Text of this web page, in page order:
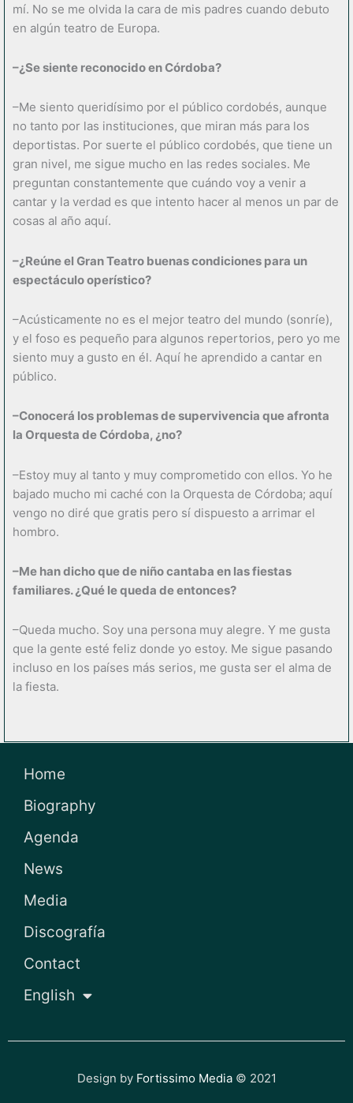
mí. No se me olvida la cara de mis padres cuando debuto
en algún teatro de Europa.
–¿Se siente reconocido en Córdoba?
–Me siento queridísimo por el público cordobés, aunque
no tanto por las instituciones, que miran más para los
deportistas. Por suerte el público cordobés, que tiene un
gran nivel, me sigue mucho en las redes sociales. Me
preguntan constantemente que cuándo voy a venir a
cantar y la verdad es que intento hacer al menos un par de
cosas al año aquí.
–¿Reúne el Gran Teatro buenas condiciones para un
espectáculo operístico?
–Acústicamente no es el mejor teatro del mundo (sonríe),
y el foso es pequeño para algunos repertorios, pero yo me
siento muy a gusto en él. Aquí he aprendido a cantar en
público.
–Conocerá los problemas de supervivencia que afronta
la Orquesta de Córdoba, ¿no?
–Estoy muy al tanto y muy comprometido con ellos. Yo he
bajado mucho mi caché con la Orquesta de Córdoba; aquí
vengo no diré que gratis pero sí dispuesto a arrimar el
hombro.
–Me han dicho que de niño cantaba en las fiestas
familiares. ¿Qué le queda de entonces?
–Queda mucho. Soy una persona muy alegre. Y me gusta
que la gente esté feliz donde yo estoy. Me sigue pasando
incluso en los países más serios, me gusta ser el alma de
la fiesta.
Home
Biography
Agenda
News
Media
Discografía
Contact
English
Design by Fortissimo Media© 2021